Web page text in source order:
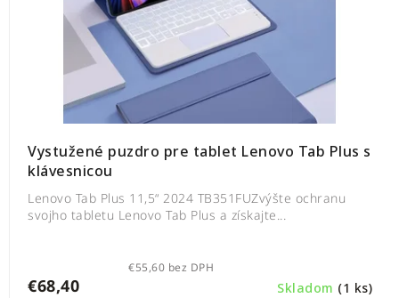
Vystužené puzdro pre tablet Lenovo Tab Plus s
klávesnicou
Skladom (1 ks)
€55,60 bez DPH
€68,40
Lenovo Tab Plus 11,5“ 2024 TB351FUZvýšte ochranu
svojho tabletu Lenovo Tab Plus a získajte...